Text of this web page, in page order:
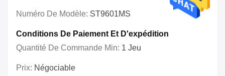
Numéro De Modèle: ST9601MS
Conditions De Paiement Et D'expédition
Quantité De Commande Min: 1 Jeu
Prix: Négociable